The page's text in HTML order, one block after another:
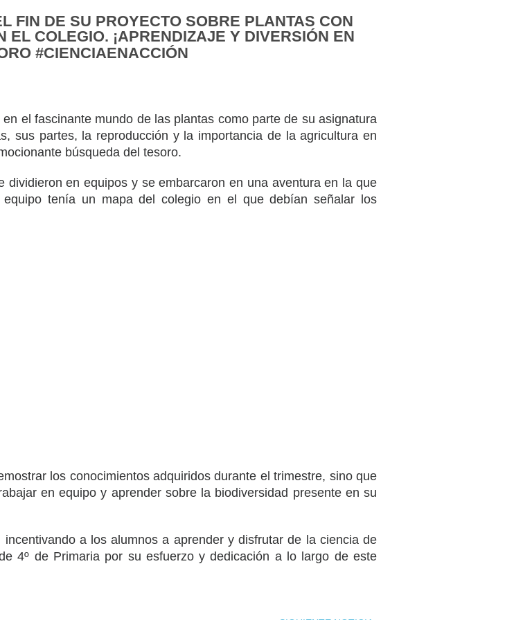
FIN DE SU PROYECTO SOBRE PLANTAS CON
COLEGIO. ¡APRENDIZAJE Y DIVERSIÓN EN
#CIENCIAENACCIÓN
el fascinante mundo de las plantas como parte de su asignatura
sus partes, la reproducción y la importancia de la agricultura en
búsqueda del tesoro.
en equipos y se embarcaron en una aventura en la que
tenía un mapa del colegio en el que debían señalar los
los conocimientos adquiridos durante el trimestre, sino que
en equipo y aprender sobre la biodiversidad presente en su
a los alumnos a aprender y disfrutar de la ciencia de
4º de Primaria por su esfuerzo y dedicación a lo largo de este